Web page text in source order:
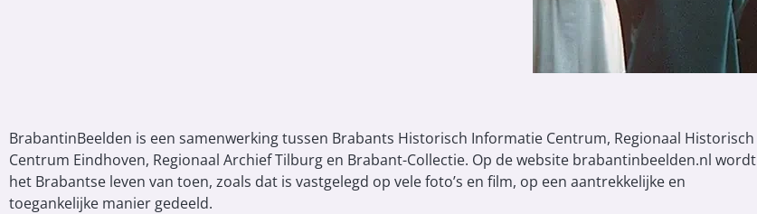
BrabantinBeelden is een samenwerking tussen Brabants Historisch Informatie Centrum, Regionaal Historisch
Centrum Eindhoven, Regionaal Archief Tilburg en Brabant-Collectie. Op de website brabantinbeelden.nl wordt
het Brabantse leven van toen, zoals dat is vastgelegd op vele foto’s en film, op een aantrekkelijke en
toegankelijke manier gedeeld.